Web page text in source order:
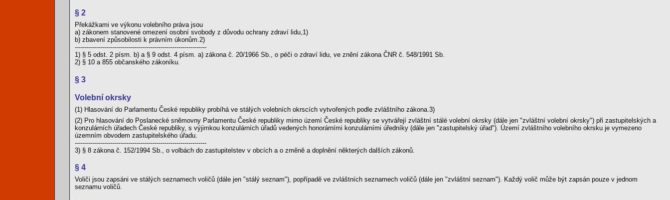
§ 2
Překážkami ve výkonu volebního práva jsou
a) zákonem stanovené omezení osobní svobody z důvodu ochrany zdraví lidu,1)
b) zbavení způsobilosti k právním úkonům.2)
------------------------------------------------------------------
1) § 5 odst. 2 písm. b) a § 9 odst. 4 písm. a) zákona č. 20/1966 Sb., o péči o zdraví lidu, ve znění zákona ČNR č. 548/1991 Sb.
2) § 10 a 855 občanského zákoníku.
§ 3
Volební okrsky
(1) Hlasování do Parlamentu České republiky probíhá ve stálých volebních okrscích vytvořených podle zvláštního zákona.3)
(2) Pro hlasování do Poslanecké sněmovny Parlamentu České republiky mimo území České republiky se vytvářejí zvláštní stálé volební okrsky (dále jen "zvláštní volební okrsky") při zastupitelských a
konzulárních úřadech České republiky, s výjimkou konzulárních úřadů vedených honorárními konzulárními úředníky (dále jen "zastupitelský úřad"). Území zvláštního volebního okrsku je vymezeno
územním obvodem zastupitelského úřadu.
------------------------------------------------------------------
3) § 8 zákona č. 152/1994 Sb., o volbách do zastupitelstev v obcích a o změně a doplnění některých dalších zákonů.
§ 4
Voliči jsou zapsáni ve stálých seznamech voličů (dále jen "stálý seznam"), popřípadě ve zvláštních seznamech voličů (dále jen "zvláštní seznam"). Každý volič může být zapsán pouze v jednom
seznamu voličů.